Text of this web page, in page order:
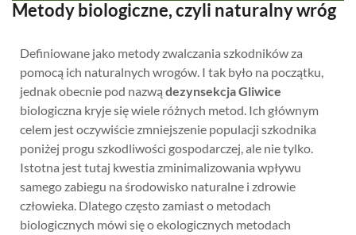
Metody biologiczne, czyli naturalny wróg
Definiowane jako metody zwalczania szkodników za
pomocą ich naturalnych wrogów. I tak było na początku,
jednak obecnie pod nazwą dezynsekcja Gliwice
biologiczna kryje się wiele różnych metod. Ich głównym
celem jest oczywiście zmniejszenie populacji szkodnika
poniżej progu szkodliwości gospodarczej, ale nie tylko.
Istotna jest tutaj kwestia zminimalizowania wpływu
samego zabiegu na środowisko naturalne i zdrowie
człowieka. Dlatego często zamiast o metodach
biologicznych mówi się o ekologicznych metodach